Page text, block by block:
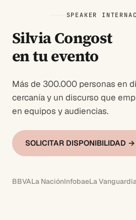
SPEAKER
Silvia Congost
en tu evento
Más de 300.000 personas en
cercanía y un discurso que
en equipos y audiencias.
SOLICITAR DISPONIBILIDAD →
BBVALa NaciónInfobaeLa